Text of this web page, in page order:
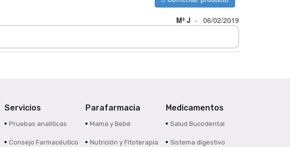
Mª J -
06/02/2019
Servicios
Pruebas analíticas
Consejo Farmacéutico
Parafarmacia
Mamá y Bebé
Nutrición y Fitoterapia
Medicamentos
Salud Bucodental
Sistema digestivo